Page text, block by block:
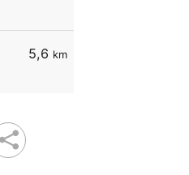
5,6 km